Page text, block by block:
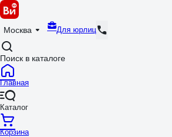
Москва Для юрлиц
Поиск в каталоге
Главная
Каталог
Корзина